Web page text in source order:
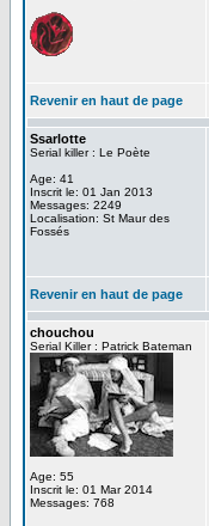
Revenir en haut de page
Ssarlotte
Serial killer : Le Poète
Age: 41
Inscrit le: 01 Jan 2013
Messages: 2249
Localisation: St Maur des
Fossés
Revenir en haut de page
chouchou
Serial Killer : Patrick Bateman
Age: 55
Inscrit le: 01 Mar 2014
Messages: 768